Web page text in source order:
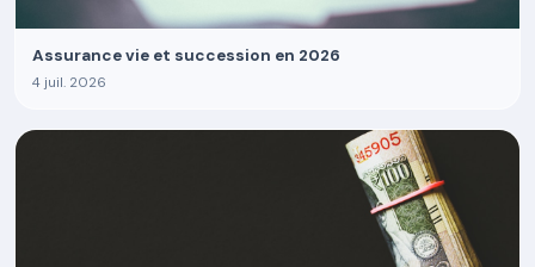
Assurance vie et succession en 2026
4 juil. 2026